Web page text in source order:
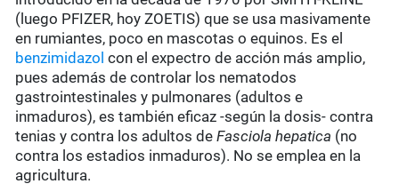
(luego PFIZER, hoy ZOETIS) que se usa masivamente
en rumiantes, poco en mascotas o equinos. Es el
benzimidazol con el expectro de acción más amplio,
pues además de controlar los nematodos
gastrointestinales y pulmonares (adultos e
inmaduros), es también eficaz -según la dosis- contra
tenias y contra los adultos deFasciola hepatica (no
contra los estadios inmaduros). No se emplea en la
agricultura.